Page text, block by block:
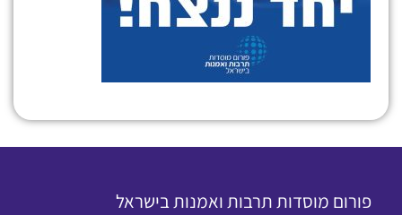
פורום מוסדות תרבות ואמנות בישראל